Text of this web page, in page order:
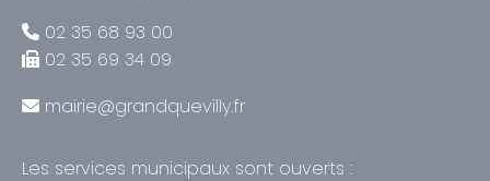
02 35 68 93 00
02 35 69 34 09
mairie@grandquevilly.fr
Les services municipaux sont ouverts :